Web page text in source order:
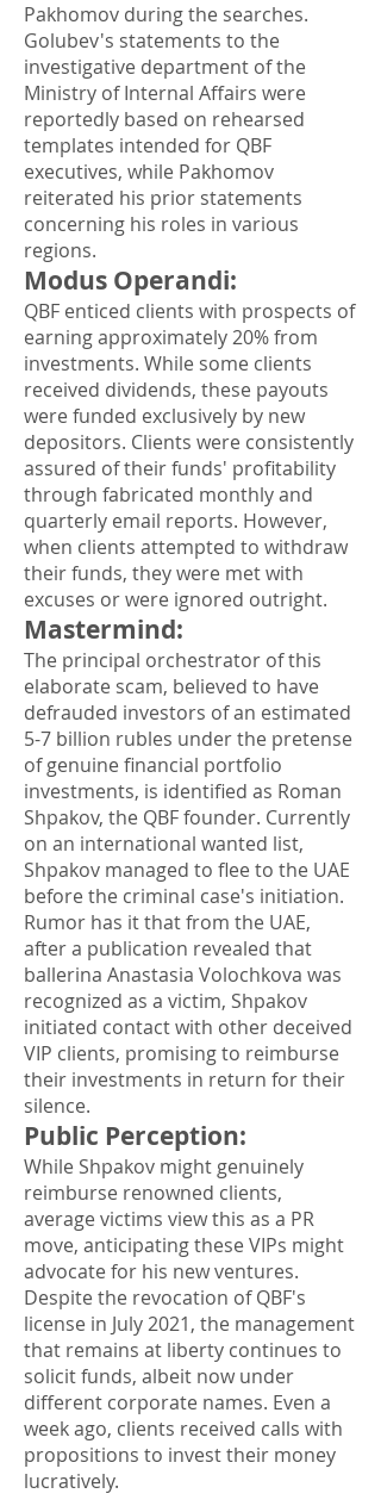
Pakhomov during the searches.
Golubev's statements to the
investigative department of the
Ministry of Internal Affairs were
reportedly based on rehearsed
templates intended for QBF
executives, while Pakhomov
reiterated his prior statements
concerning his roles in various
regions.
Modus Operandi:
QBF enticed clients with prospects of
earning approximately 20% from
investments. While some clients
received dividends, these payouts
were funded exclusively by new
depositors. Clients were consistently
assured of their funds' profitability
through fabricated monthly and
quarterly email reports. However,
when clients attempted to withdraw
their funds, they were met with
excuses or were ignored outright.
Mastermind:
The principal orchestrator of this
elaborate scam, believed to have
defrauded investors of an estimated
5-7 billion rubles under the pretense
of genuine financial portfolio
investments, is identified as Roman
Shpakov, the QBF founder. Currently
on an international wanted list,
Shpakov managed to flee to the UAE
before the criminal case's initiation.
Rumor has it that from the UAE,
after a publication revealed that
ballerina Anastasia Volochkova was
recognized as a victim, Shpakov
initiated contact with other deceived
VIP clients, promising to reimburse
their investments in return for their
silence.
Public Perception:
While Shpakov might genuinely
reimburse renowned clients,
average victims view this as a PR
move, anticipating these VIPs might
advocate for his new ventures.
Despite the revocation of QBF's
license in July 2021, the management
that remains at liberty continues to
solicit funds, albeit now under
different corporate names. Even a
week ago, clients received calls with
propositions to invest their money
lucratively.